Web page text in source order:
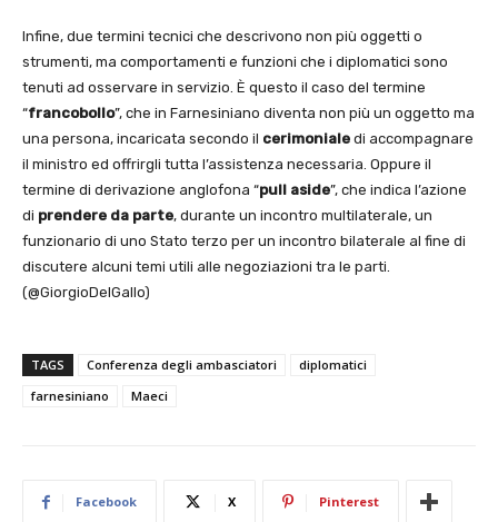
Infine, due termini tecnici che descrivono non più oggetti o
strumenti, ma comportamenti e funzioni che i diplomatici sono
tenuti ad osservare in servizio. È questo il caso del termine
“francobollo”, che in Farnesiniano diventa non più un oggetto ma
una persona, incaricata secondo il cerimoniale di accompagnare
il ministro ed offrirgli tutta l’assistenza necessaria. Oppure il
termine di derivazione anglofona “pull aside”, che indica l’azione
di prendere da parte, durante un incontro multilaterale, un
funzionario di uno Stato terzo per un incontro bilaterale al fine di
discutere alcuni temi utili alle negoziazioni tra le parti.
(@GiorgioDelGallo)
TAGS Conferenza degli ambasciatori
diplomatici
farnesiniano
Maeci
Facebook X Pinterest